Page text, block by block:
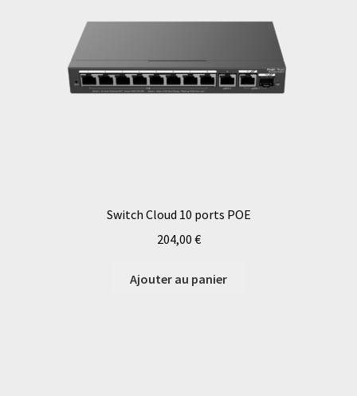
Switch Cloud 10 ports POE
204,00 €
Ajouter au panier